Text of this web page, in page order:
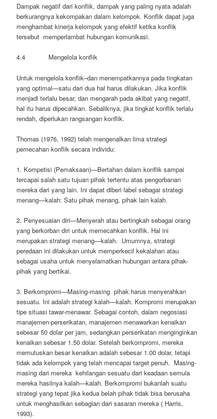
Dampak negatif dari konflik, dampak yang paling nyata adalah
berkurangnya kekompakan dalam kelompok. Konflik dapat juga
menghambat kinerja kelompok yang efektif ketika konflik
tersebut memperlambat hubungan komunikasi.
4.4 Mengelola konflik
Untuk mengelola konflik–dan menempatkannya pada tingkatan
yang optimal—satu dari dua hal harus dilakukan. Jika konflik
menjadi terlalu besar, dan mengarah pada akibat yang negatif,
hal itu harus dipecahkan. Sebaliknya, jika tingkat konflik terlalu
rendah, diperlukan rangsangan konflik.
Thomas (1976, 1992) telah mengenalkan lima strategi
pemecahan konflik secara individu:
1. Kompetisi (Pemaksaan)—Bertahan dalam konflik sampai
tercapai salah satu tujuan pihak tertentu atas pengorbanan
mereka dari yang lain. Ini dapat diberi label sebagai strategi
menang—kalah: Satu pihak menang, pihak lain kalah.
2. Penyesuaian diri—Menyerah atau bertingkah sebagai orang
yang berkorban diri untuk memecahkan konflik. Hal ini
merupakan strategi menang—kalah. Umumnya, strategi
peredaan ini dilakukan untuk memperkecil kekalahan atau
sebagai usaha untuk menyelamatkan hubungan antara pihak-
pihak yang bertikai.
3. Berkompromi—Masing-masing pihak harus menyerahkan
sesuatu. Ini adalah strategi kalah—kalah. Kompromi merupakan
tipe situasi tawar-menawar. Sebagai contoh, dalam negosiasi
manajemen-perserikatan, manajemen menawarkan kenaikan
sebesar 50 dolar per jam, sedangkan perserikatan menginginkan
kenaikan sebesar 1.50 dolar. Setelah berkompromi, mereka
memutuskan besar kenaikan adalah sebesar 1.00 dolar, tetapi
tidak ada kelompok yang telah mencapai target penuh. Masing-
masing dari mereka kehilangan sesuatu dari keadaan semula
mereka hasilnya kalah—kalah. Berkompromi bukanlah suatu
strategi yang tepat jika kedua belah pihak tidak bisa berusaha
untuk menghasilkan sebagian dari sasaran mereka ( Harris,
1993).